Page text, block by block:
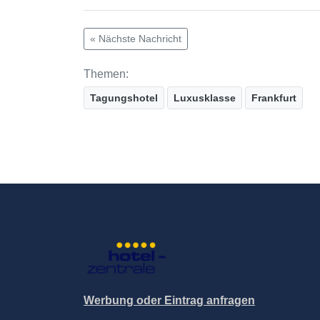
« Nächste Nachricht
Themen:
Tagungshotel Luxusklasse Frankfurt
Werbung oder Eintrag anfragen